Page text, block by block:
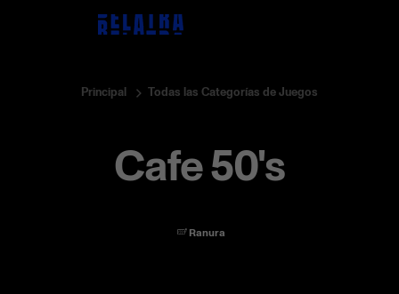
Principal Todas las Categorías de Juegos
Cafe 50's
Ranura